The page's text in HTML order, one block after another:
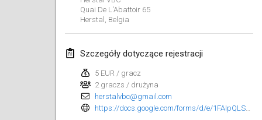
Quai De L'Abattoir 65
Herstal Belgia
Szczegóły dotyczące rejestracji
5 EUR / gracz
2 graczs / drużyna
herstalvbc@gmail.com
luty 2022
MS v MÖLKPARKURU
4 lut 2022|Czechy
TangoMölkky
5 lut 2022 Finlandia